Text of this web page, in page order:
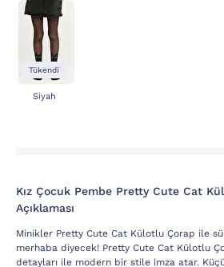
Tükendi
Siyah
Kız Çocuk Pembe Pretty Cute Cat
Açıklaması
Minikler Pretty Cute Cat Külotlu Çorap ile
merhaba diyecek! Pretty Cute Cat Külotlu
detayları ile modern bir stile imza atar.